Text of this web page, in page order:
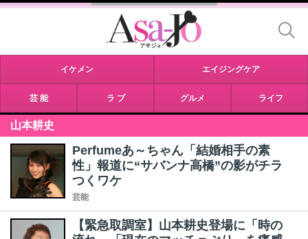
イケメン エイジングケア
芸 能 ラ ブ グルメ ライフ
山本耕史
Perfumeあ～ちゃん「結婚相手の素
性」報道に“サバンナ高橋”の影がチラ
つくワケ
芸能
【緊急取調室】山本耕史登場に「時の